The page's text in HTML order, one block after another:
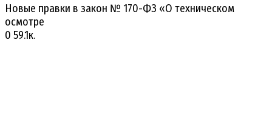
Новые правки в закон № 170-ФЗ «О техническом
осмотре
0 59.1к.